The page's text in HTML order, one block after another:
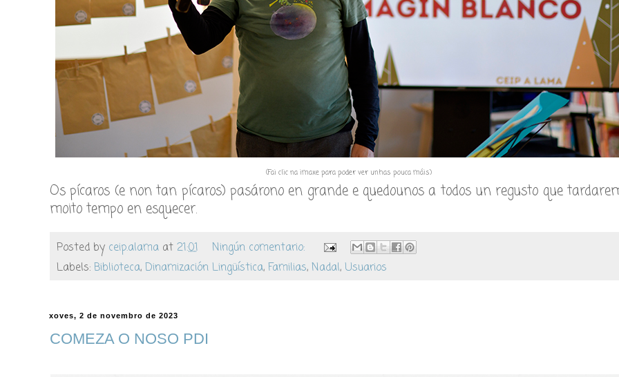
(Fai clic na imaxe para poder ver unhas pouca máis)
Os pícaros (e non tan pícaros) pasárono en grande e quedounos a todos un regusto que
moito tempo en esquecer.
Posted by ceip.alama at 21:01
Ningún comentario:
Labels: Biblioteca, Dinamización Lingüística, Familias, Nadal, Usuarios
xoves, 2 de novembro de 2023
COMEZA O NOSO PDI